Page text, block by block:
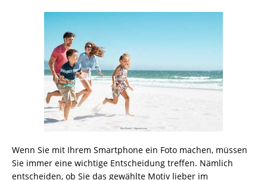
Wenn Sie mit Ihrem Smartphone ein Foto machen, müssen
Sie immer eine wichtige Entscheidung treffen. Nämlich
entscheiden, ob Sie das gewählte Motiv lieber im